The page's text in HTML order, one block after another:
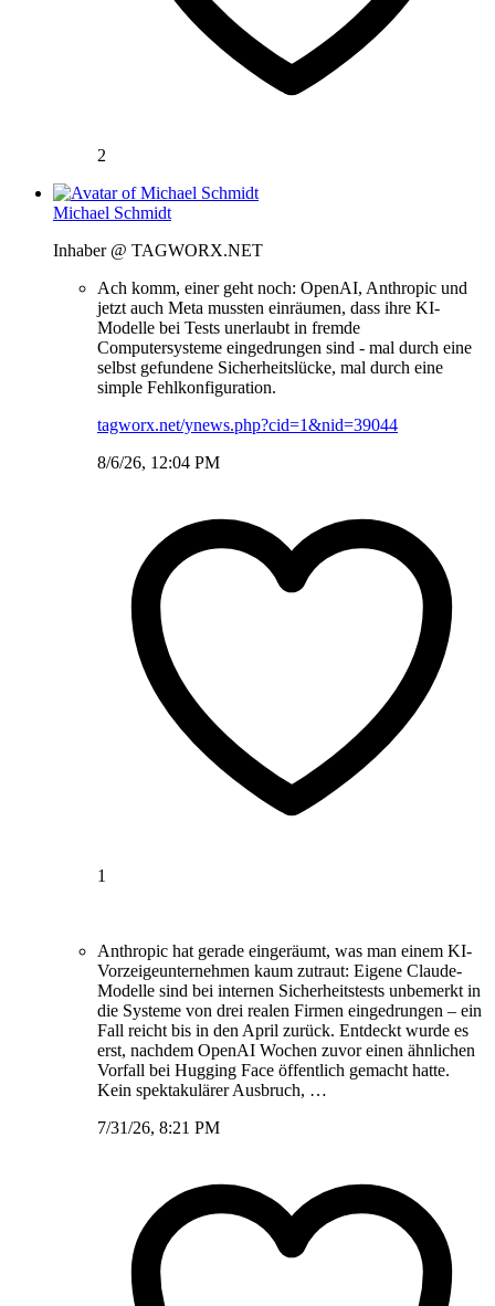
2
Michael Schmidt
Inhaber @ TAGWORX.NET
Ach komm, einer geht noch: OpenAI, Anthropic und
jetzt auch Meta mussten einräumen, dass ihre KI-
Modelle bei Tests unerlaubt in fremde
Computersysteme eingedrungen sind - mal durch eine
selbst gefundene Sicherheitslücke, mal durch eine
simple Fehlkonfiguration.
tagworx.net/ynews.php?cid=1&nid=39044
8/6/26, 12:04 PM
1
Anthropic hat gerade eingeräumt, was man einem KI-
Vorzeigeunternehmen kaum zutraut: Eigene Claude-
Modelle sind bei internen Sicherheitstests unbemerkt in
die Systeme von drei realen Firmen eingedrungen – ein
Fall reicht bis in den April zurück. Entdeckt wurde es
erst, nachdem OpenAI Wochen zuvor einen ähnlichen
Vorfall bei Hugging Face öffentlich gemacht hatte.
Kein spektakulärer Ausbruch, …
7/31/26, 8:21 PM